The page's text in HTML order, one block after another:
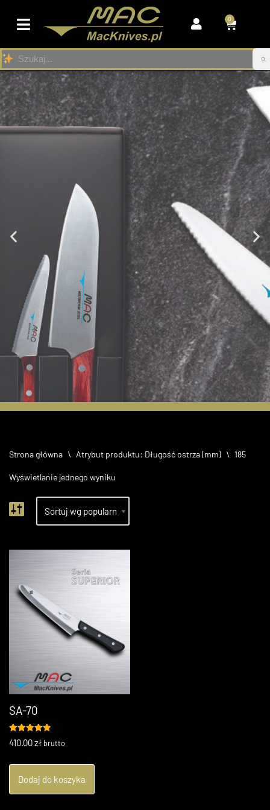
Przejdź
do
treści
0
60 lecie MAC
Limitowany zestaw
noży NF-201R
Strona główna \ Atrybut produktu: Długość ostrza (mm) \ 185
Wyświetlanie jednego wyniku
SA-70
Oceniono
5.00
410.00zł brutto
Dodaj do koszyka